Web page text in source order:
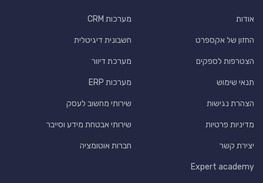
אודות
החזון של אקספרט
הצטרפות לספקים
תנאי שימוש
הצהרת נגישות
מדיניות פרטיות
יצירת קשר
Expert academy
מערכות CRM
חשבונית דיגיטלית
מערכת דיוור
מערכות ERP
שירותי מחשוב לעסק
שירותי אבטחת מידע וסייבר
חברות אוטומציה